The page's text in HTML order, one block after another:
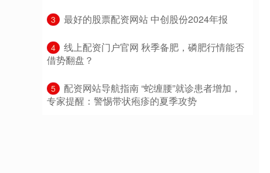
3 ​最好的股票配资网站 中创股份2024年报
4
​线上配资门户官网 秋季备肥，磷肥行情能否
借势翻盘？
5
​配资网站导航指南 “蛇缠腰”就诊患者增加，
专家提醒：警惕带状疱疹的夏季攻势